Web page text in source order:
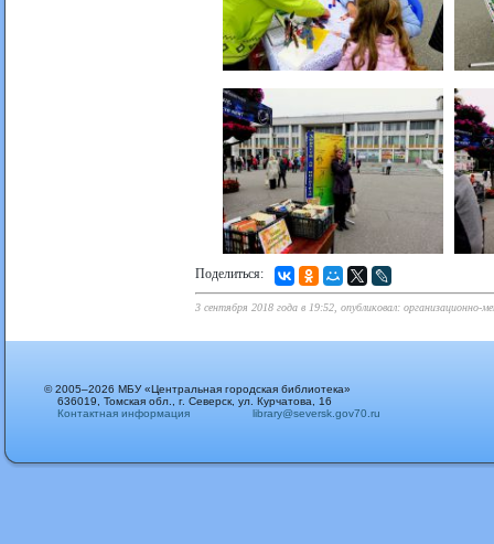
Поделиться:
3 сентября 2018 года в 19:52, опубликовал: организационно-
© 2005–2026 МБУ «Центральная городская библиотека»
636019, Томская обл., г. Северск, ул. Курчатова, 16
Контактная информация
library@seversk.gov70.ru